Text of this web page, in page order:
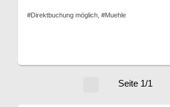
#Direktbuchung möglich, #Muehle
Seite 1/1